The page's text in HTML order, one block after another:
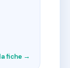
fiche →